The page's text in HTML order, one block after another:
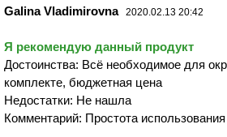
Galina Vladimirovna 2020.02.13 20:42
Я рекомендую данный продукт
Достоинства: Всё необходимое для
комплекте, бюджетная цена
Недостатки: Не нашла
Комментарий: Простота